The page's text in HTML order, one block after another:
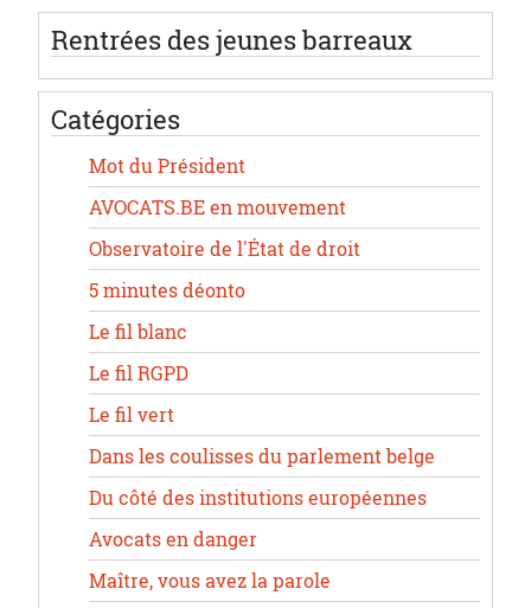
Rentrées des jeunes barreaux
Catégories
Mot du Président
AVOCATS.BE en mouvement
Observatoire de l'État de droit
5 minutes déonto
Le fil blanc
Le fil RGPD
Le fil vert
Dans les coulisses du parlement belge
Du côté des institutions européennes
Avocats en danger
Maître, vous avez la parole